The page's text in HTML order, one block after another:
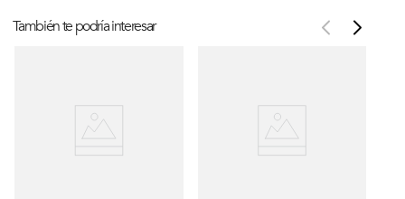
También te podría interesar